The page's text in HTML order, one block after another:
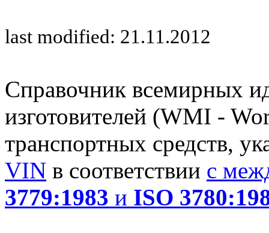
last modified: 21.11.2012
Справочник всемирных
изготовителей (WMI -
транспортных средств,
VIN в соответствии с
3779:1983 и ISO